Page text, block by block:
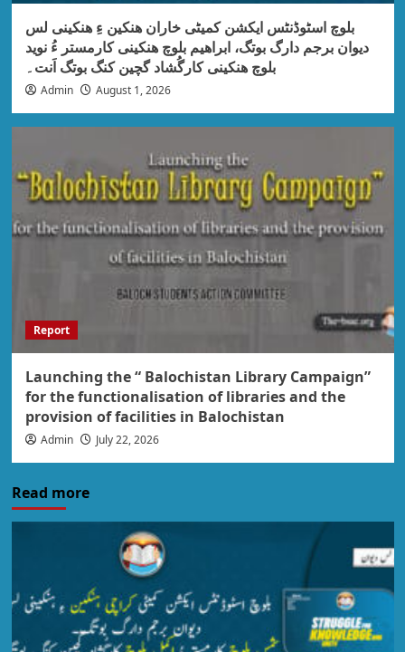
بلوچ اسٹوڈنٹس ایکشن کمیٹی خاران ھنکین ءِ ھنکینی لس
دیوان برجم دارگ بوتگ، ابراھیم بلوچ ھنکینی کارمستر ءُ نوید
بلوچ ھنکینی کارگُشاد گچین کنگ بوتگ اَنت۔
Admin August 1, 2026
Report
Launching the “ Balochistan Library Campaign”
for the functionalisation of libraries and the
provision of facilities in Balochistan
Admin July 22, 2026
Read more